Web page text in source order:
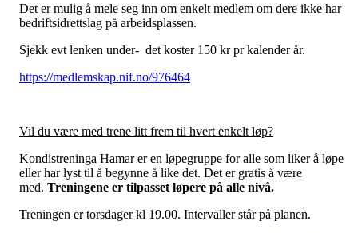
Det er mulig å mele seg inn om enkelt medlem om dere ikke har
bedriftsidrettslag på arbeidsplassen.
Sjekk evt lenken under- det koster 150 kr pr kalender år.
https://medlemskap.nif.no/976464
Vil du være med trene litt frem til hvert enkelt løp?
Kondistreninga Hamar er en løpegruppe for alle som liker å løpe
eller har lyst til å begynne å like det. Det er gratis å være
med. Treningene er tilpasset løpere på alle nivå.
Treningen er torsdager kl 19.00. Intervaller står på planen.